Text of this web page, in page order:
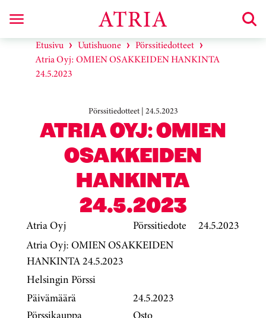
Etusivu Uutishuone
Pörssitiedotteet
Atria Oyj: OMIEN OSAKKEIDEN HANKINTA
24.5.2023
Pörssitiedotteet | 24.5.2023
ATRIA OYJ: OMIEN
OSAKKEIDEN
HANKINTA
24.5.2023
Atria Oyj Pörssitiedote
24.5.2023
Atria Oyj: OMIEN OSAKKEIDEN
HANKINTA 24.5.2023
Helsingin Pörssi
Päivämäärä
24.5.2023